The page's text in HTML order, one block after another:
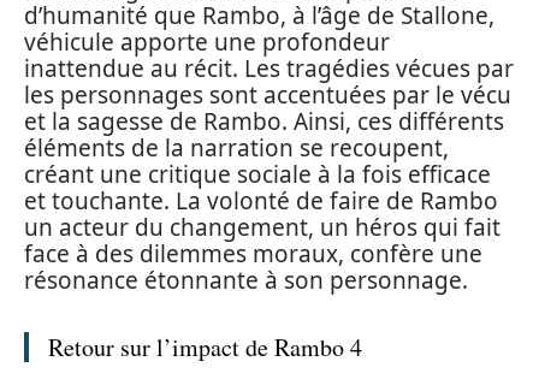
d’humanité que Rambo, à l’âge de Stallone,
véhicule apporte une profondeur
inattendue au récit. Les tragédies vécues par
les personnages sont accentuées par le vécu
et la sagesse de Rambo. Ainsi, ces différents
éléments de la narration se recoupent,
créant une critique sociale à la fois efficace
et touchante. La volonté de faire de Rambo
un acteur du changement, un héros qui fait
face à des dilemmes moraux, confère une
résonance étonnante à son personnage.
Retour sur l’impact de Rambo 4